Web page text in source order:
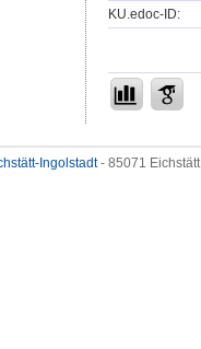
KU.edoc-ID:
Ingolstadt- 85071 Eichstätt